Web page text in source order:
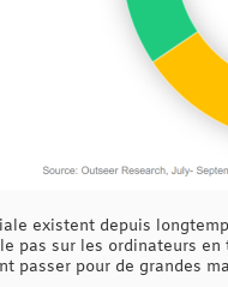
existent depuis
pas sur les ordinateurs
passer pour de grandes